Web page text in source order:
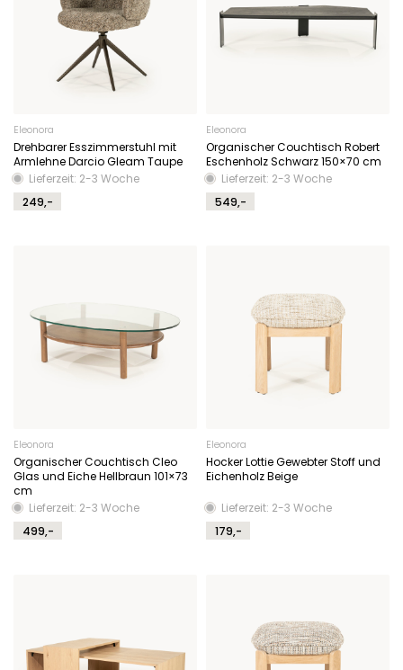
Eleonora
Drehbarer Esszimmerstuhl mit
Armlehne Darcio Gleam Taupe
Lieferzeit: 2-3 Woche
249,-
Eleonora
Organischer Couchtisch Robert
Eschenholz Schwarz 150×70 cm
Lieferzeit: 2-3 Woche
549,-
Eleonora
Organischer Couchtisch Cleo
Glas und Eiche Hellbraun 101×73
cm
Lieferzeit: 2-3 Woche
499,-
Eleonora
Hocker Lottie Gewebter Stoff und
Eichenholz Beige
Lieferzeit: 2-3 Woche
179,-